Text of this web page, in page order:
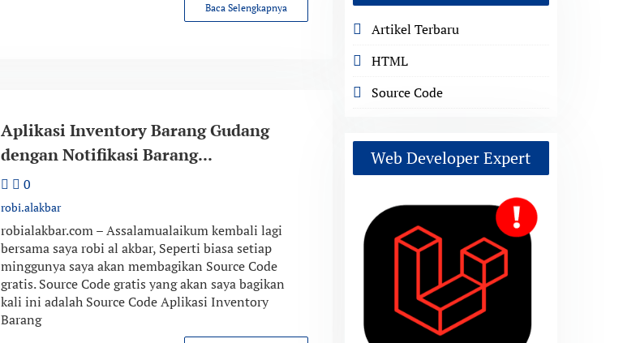
Baca Selengkapnya
Aplikasi Inventory Barang Gudang
dengan Notifikasi Barang...
0
robi.alakbar
robialakbar.com – Assalamualaikum kembali lagi
bersama saya robi al akbar, Seperti biasa setiap
minggunya saya akan membagikan Source Code
gratis. Source Code gratis yang akan saya bagikan
kali ini adalah Source Code Aplikasi Inventory
Barang
Artikel Terbaru
HTML
Source Code
Web Developer Expert